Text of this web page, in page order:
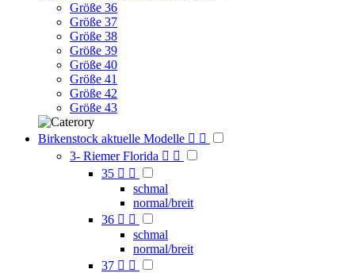
Größe 36
Größe 37
Größe 38
Größe 39
Größe 40
Größe 41
Größe 42
Größe 43
Birkenstock aktuelle Modelle  
3- Riemer Florida  
35  
schmal
normal/breit
36  
schmal
normal/breit
37  